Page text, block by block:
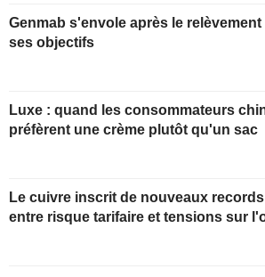
Genmab s'envole après le relèvement
ses objectifs
Luxe : quand les consommateurs
préfèrent une crème plutôt qu'un sac
Le cuivre inscrit de nouveaux records
entre risque tarifaire et tensions sur